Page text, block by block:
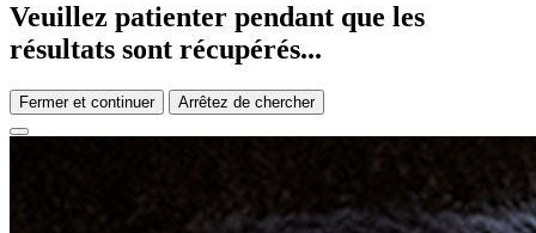
Veuillez patienter pendant que les
résultats sont récupérés...
Fermer et continuer Arrêtez de chercher